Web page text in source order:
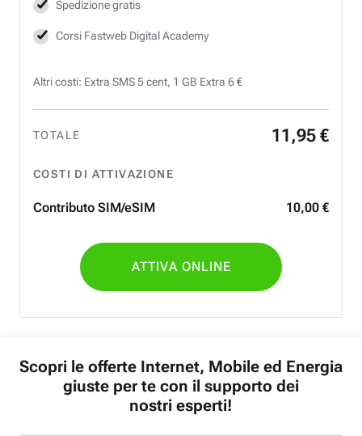
Spedizione gratis
Corsi Fastweb Digital Academy
Altri costi: Extra SMS 5 cent, 1 GB Extra 6 €
TOTALE 11 ,95 €
COSTI DI ATTIVAZIONE
Contributo SIM/eSIM 10,00 €
ATTIVA ONLINE
Scopri le offerte Internet, Mobile ed Energia
giuste per te con il supporto dei
nostri esperti!